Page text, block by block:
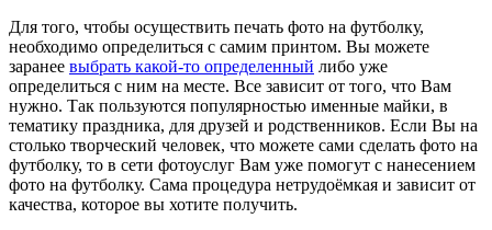
Для того, чтобы осуществить печать фото на футболку,
необходимо определиться с самим принтом. Вы можете
заранее выбрать какой-то определенный либо уже
определиться с ним на месте. Все зависит от того, что Вам
нужно. Так пользуются популярностью именные майки, в
тематику праздника, для друзей и родственников. Если Вы на
столько творческий человек, что можете сами сделать фото на
футболку, то в сети фотоуслуг Вам уже помогут с нанесением
фото на футболку. Сама процедура нетрудоёмкая и зависит от
качества, которое вы хотите получить.